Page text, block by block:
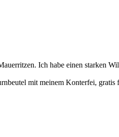
Ich habe einen starken
mit meinem Konterfei,